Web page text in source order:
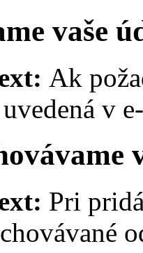
vaše
Ak
v
Pri